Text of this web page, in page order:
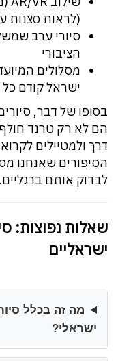
(לראות סצנות
סיורי ערב
הציבורי
מסלולים
ישראל קודם
בסופו של דבר,
הם לא רק טרנד
דרך ולמטיילים
הסיפורים שאנחנו
לבדוק אותם ברגליים.
שאלות נפוצות:
ישראליים
מה זה בכלל
ישראלי?